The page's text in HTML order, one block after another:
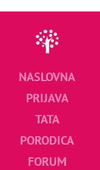
NASLOVNA
PRIJAVA
TATA
PORODICA
FORUM